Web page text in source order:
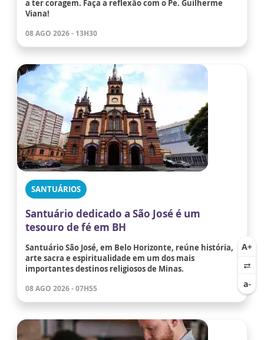
a ter coragem. Faça a reflexão com o Pe. Guilherme
Viana!
08 AGO 2026 - 13H30
SANTUÁRIOS
Santuário dedicado a São José é um
tesouro de fé em BH
Santuário São José, em Belo Horizonte, reúne história,
arte sacra e espiritualidade em um dos mais
importantes destinos religiosos de Minas.
08 AGO 2026 - 07H55